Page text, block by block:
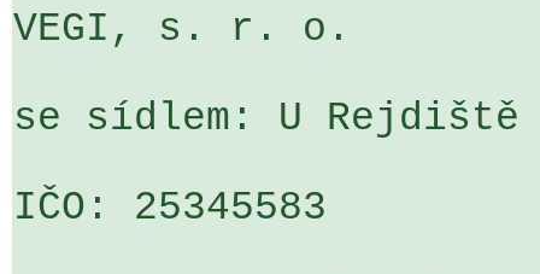
VEGI, s. r. o.
se sídlem: U Rejdiště
IČO: 25345583